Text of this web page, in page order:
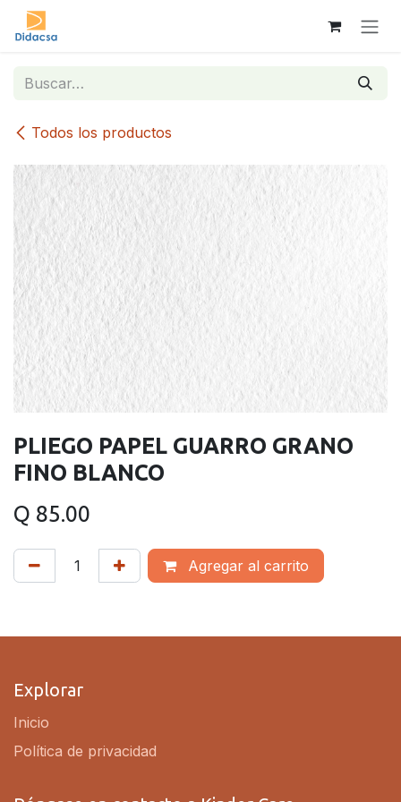
Ir al contenido
Todos los productos
PLIEGO PAPEL GUARRO GRANO
FINO BLANCO
Q 85.00
Agregar al carrito
Explorar
Inicio
Política de privacidad